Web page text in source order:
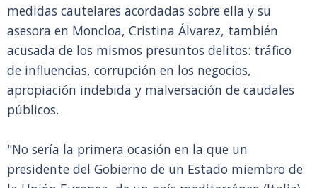
medidas cautelares acordadas sobre ella y su
asesora en Moncloa, Cristina Álvarez, también
acusada de los mismos presuntos delitos: tráfico
de influencias, corrupción en los negocios,
apropiación indebida y malversación de caudales
públicos.
"No sería la primera ocasión en la que un
presidente del Gobierno de un Estado miembro de